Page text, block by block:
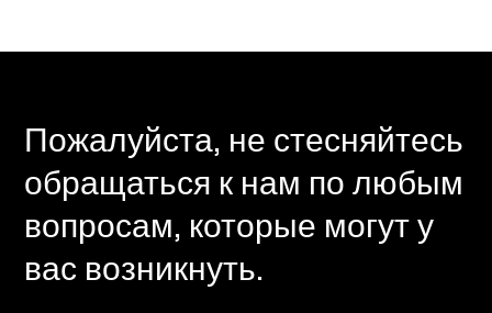
Пожалуйста, не стесняйтесь
обращаться к нам по любым
вопросам, которые могут у
вас возникнуть.